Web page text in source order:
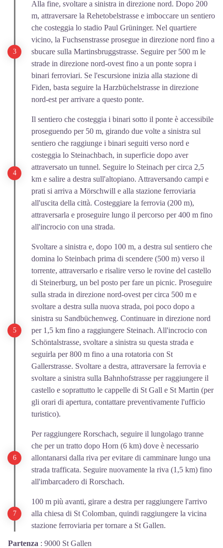
Alla fine, svoltare a sinistra in direzione nord. Dopo 200
m, attraversare la Rehetobelstrasse e imboccare un sentiero
che costeggia lo stadio Paul Grüninger. Nel quartiere
vicino, la Fuchsenstrasse prosegue in direzione nord fino a
sbucare sulla Martinsbruggstrasse. Seguire per 500 m le
strade in direzione nord-ovest fino a un ponte sopra i
binari ferroviari. Se l'escursione inizia alla stazione di
Fiden, basta seguire la Harzbüchelstrasse in direzione
nord-est per arrivare a questo ponte.
Il sentiero che costeggia i binari sotto il ponte è accessibile
proseguendo per 50 m, girando due volte a sinistra sul
sentiero che raggiunge i binari seguiti verso nord e
costeggia lo Steinachbach, in superficie dopo aver
attraversato un tunnel. Seguire lo Steinach per circa 2,5
km e salire a destra sull'altopiano. Attraversando campi e
prati si arriva a Mörschwill e alla stazione ferroviaria
all'uscita della città. Costeggiare la ferrovia (200 m),
attraversarla e proseguire lungo il percorso per 400 m fino
all'incrocio con una strada.
Svoltare a sinistra e, dopo 100 m, a destra sul sentiero che
domina lo Steinbach prima di scendere (500 m) verso il
torrente, attraversarlo e risalire verso le rovine del castello
di Steinerburg, un bel posto per fare un picnic. Proseguire
sulla strada in direzione nord-ovest per circa 500 m e
svoltare a destra sulla nuova strada, poi poco dopo a
sinistra su Sandbüchenweg. Continuare in direzione nord
per 1,5 km fino a raggiungere Steinach. All'incrocio con
Schöntalstrasse, svoltare a sinistra su questa strada e
seguirla per 800 m fino a una rotatoria con St
Gallerstrasse. Svoltare a destra, attraversare la ferrovia e
svoltare a sinistra sulla Bahnhofstrasse per raggiungere il
castello e soprattutto le cappelle di St Gall e St Martin (per
gli orari di apertura, contattare preventivamente l'ufficio
turistico).
Per raggiungere Rorschach, seguire il lungolago tranne
che per un tratto dopo Horn (6 km) dove è necessario
allontanarsi dalla riva per evitare di camminare lungo una
strada trafficata. Seguire nuovamente la riva (1,5 km) fino
all'imbarcadero di Rorschach.
100 m più avanti, girare a destra per raggiungere l'arrivo
alla chiesa di St Colomban, quindi raggiungere la vicina
stazione ferroviaria per tornare a St Gallen.
Partenza : 9000 St Gallen